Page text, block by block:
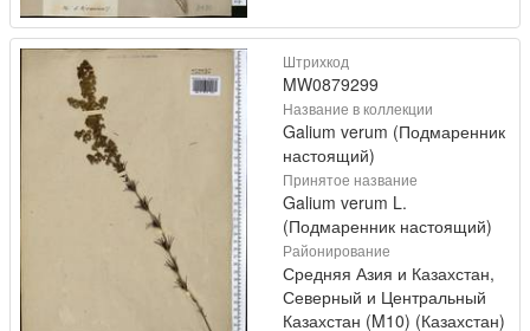
Штрихкод
MW0879299
Название в коллекции
Galium verum (Подмаренник
настоящий)
Принятое название
Galium verum L.
(Подмаренник настоящий)
Районирование
Средняя Азия и Казахстан,
Северный и Центральный
Казахстан (M10) (Казахстан)